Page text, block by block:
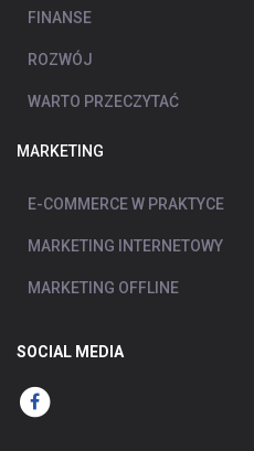
FINANSE
ROZWÓJ
WARTO PRZECZYTAĆ
MARKETING
E-COMMERCE W PRAKTYCE
MARKETING INTERNETOWY
MARKETING OFFLINE
SOCIAL MEDIA